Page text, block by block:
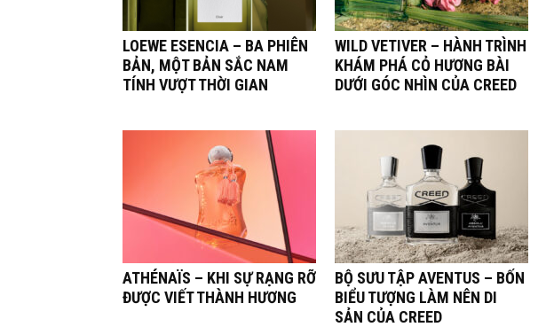
LOEWE ESENCIA – BA PHIÊN
BẢN, MỘT BẢN SẮC NAM
TÍNH VƯỢT THỜI GIAN
WILD VETIVER – HÀNH TRÌNH
KHÁM PHÁ CỎ HƯƠNG BÀI
DƯỚI GÓC NHÌN CỦA CREED
ATHÉNAÏS – KHI SỰ RẠNG RỠ
ĐƯỢC VIẾT THÀNH HƯƠNG
BỘ SƯU TẬP AVENTUS – BỐN
BIỂU TƯỢNG LÀM NÊN DI
SẢN CỦA CREED